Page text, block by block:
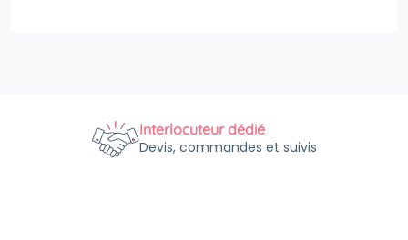
Interlocuteur dédié
Devis, commandes et suivis